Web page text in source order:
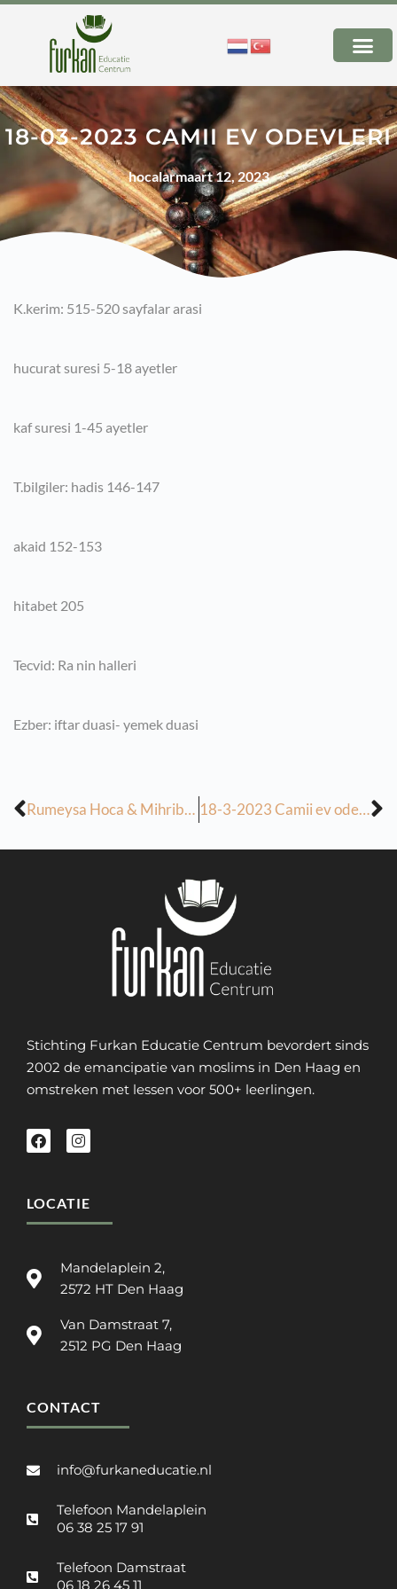
18-03-2023 CAMII EV ODEVLERI
hocalarmaart 12, 2023
K.kerim: 515-520 sayfalar arasi
hucurat suresi 5-18 ayetler
kaf suresi 1-45 ayetler
T.bilgiler: hadis 146-147
akaid 152-153
hitabet 205
Tecvid: Ra nin halleri
Ezber: iftar duasi- yemek duasi
Rumeysa Hoca & Mihriban Hoca 18-3-2023 Camii ev odevleri
Stichting Furkan Educatie Centrum bevordert sinds
2002 de emancipatie van moslims in Den Haag en
omstreken met lessen voor 500+ leerlingen.
LOCATIE
Mandelaplein 2,
2572 HT Den Haag
Van Damstraat 7,
2512 PG Den Haag
CONTACT
info@furkaneducatie.nl
Telefoon Mandelaplein
06 38 25 17 91
Telefoon Damstraat
06 18 26 45 11